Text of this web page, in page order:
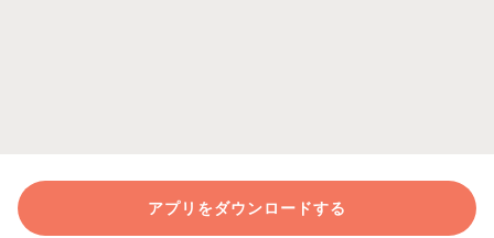
アプリをダウンロードする